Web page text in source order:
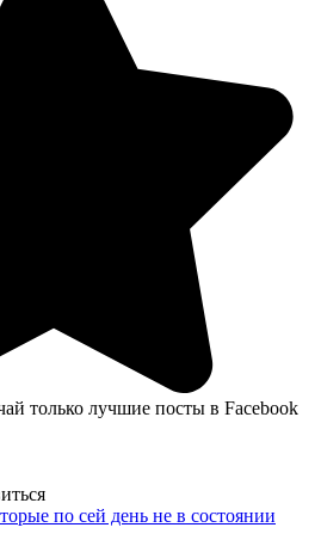
только лучшие посты в Facebook